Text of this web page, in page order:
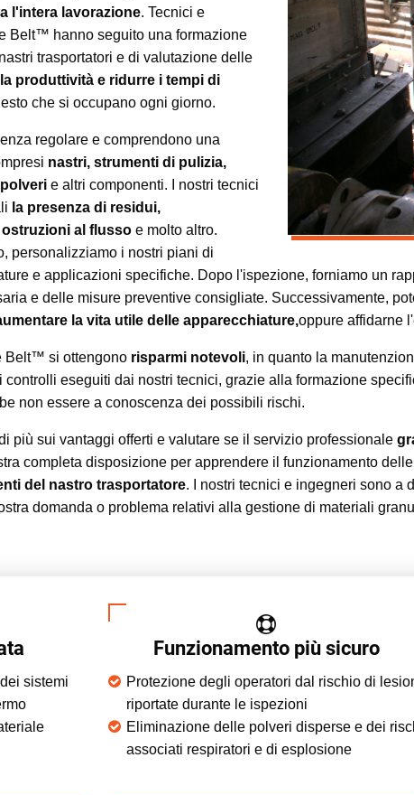
l'intera lavorazione. Tecnici e
Belt™ hanno seguito una formazione
trasportatori e di valutazione delle
produttività e ridurre i tempi di
che si occupano ogni giorno.
regolare e comprendono una
nastri, strumenti di pulizia,
e altri componenti. I nostri tecnici
la presenza di residui,
al flusso e molto altro.
personalizziamo i nostri piani di
e applicazioni specifiche. Dopo l'ispezione, forniamo un
e delle misure preventive consigliate. Successivamente,
la vita utile delle apparecchiature,oppure affidarne
Belt™ si ottengono risparmi notevoli, in quanto la
controlli eseguiti dai nostri tecnici, grazie alla formazione
non essere a conoscenza dei possibili rischi.
più sui vantaggi offerti e valutare se il servizio professionale
completa disposizione per apprendere il funzionamento
del nastro trasportatore. I nostri tecnici e ingegneri sono a
domanda o problema relativi alla gestione di materiali
sistemi
Funzionamento più sicuro
Protezione degli operatori dal rischio di
riportate durante le ispezioni
Eliminazione delle polveri disperse e dei
associati respiratori e di esplosione